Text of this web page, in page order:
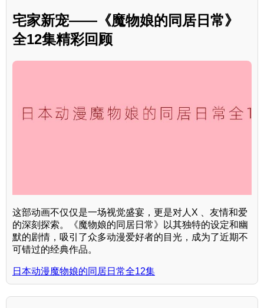
宅家新宠——《魔物娘的同居日常》
全12集精彩回顾
这部动画不仅仅是一场视觉盛宴，更是对人X 、友情和爱
的深刻探索。《魔物娘的同居日常》以其独特的设定和幽
默的剧情，吸引了众多动漫爱好者的目光，成为了近期不
可错过的经典作品。
日本动漫魔物娘的同居日常全12集